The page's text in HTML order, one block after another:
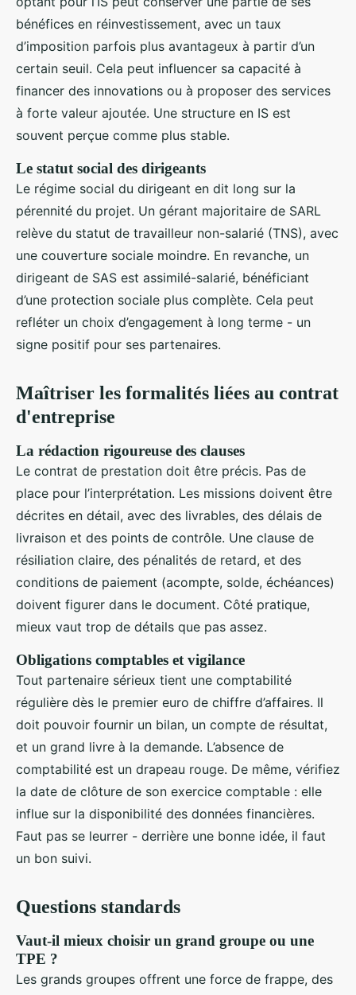
bénéfices en réinvestissement, avec un taux
d’imposition parfois plus avantageux à partir d’un
certain seuil. Cela peut influencer sa capacité à
financer des innovations ou à proposer des services
à forte valeur ajoutée. Une structure en IS est
souvent perçue comme plus stable.
Le statut social des dirigeants
Le régime social du dirigeant en dit long sur la
pérennité du projet. Un gérant majoritaire de SARL
relève du statut de travailleur non-salarié (TNS), avec
une couverture sociale moindre. En revanche, un
dirigeant de SAS est assimilé-salarié, bénéficiant
d’une protection sociale plus complète. Cela peut
refléter un choix d’engagement à long terme - un
signe positif pour ses partenaires.
Maîtriser les formalités liées au contrat
d'entreprise
La rédaction rigoureuse des clauses
Le contrat de prestation doit être précis. Pas de
place pour l’interprétation. Les missions doivent être
décrites en détail, avec des livrables, des délais de
livraison et des points de contrôle. Une clause de
résiliation claire, des pénalités de retard, et des
conditions de paiement (acompte, solde, échéances)
doivent figurer dans le document. Côté pratique,
mieux vaut trop de détails que pas assez.
Obligations comptables et vigilance
Tout partenaire sérieux tient une comptabilité
régulière dès le premier euro de chiffre d’affaires. Il
doit pouvoir fournir un bilan, un compte de résultat,
et un grand livre à la demande. L’absence de
comptabilité est un drapeau rouge. De même, vérifiez
la date de clôture de son exercice comptable : elle
influe sur la disponibilité des données financières.
Faut pas se leurrer - derrière une bonne idée, il faut
un bon suivi.
Questions standards
Vaut-il mieux choisir un grand groupe ou une
TPE ?
Les grands groupes offrent une force de frappe, des